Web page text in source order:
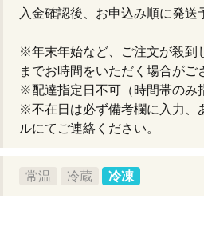
入金確認後、お申込み順に発送
※年末年始など、ご注文が殺到
までお時間をいただく場合がご
※配達指定日不可（時間帯のみ
※不在日は必ず備考欄に入力、
ルにてご連絡ください。
常温 冷蔵 冷凍